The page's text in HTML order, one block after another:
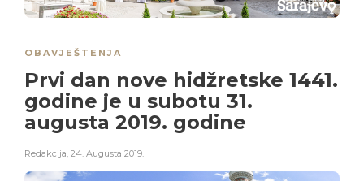
OBAVJEŠTENJA
Prvi dan nove hidžretske 1441.
godine je u subotu 31.
augusta 2019. godine
Redakcija 24. Augusta 2019.